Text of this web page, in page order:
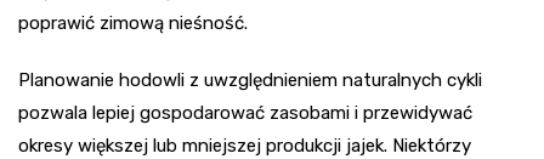
poprawić zimową nieśność.
Planowanie hodowli z uwzględnieniem naturalnych cykli
pozwala lepiej gospodarować zasobami i przewidywać
okresy większej lub mniejszej produkcji jajek. Niektórzy